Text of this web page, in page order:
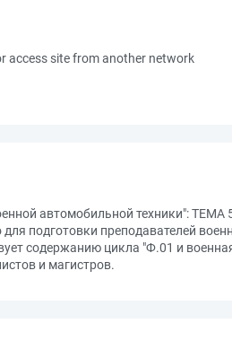
access site from another network
автомобильной техники": ТЕМА
подготовки преподавателей
содержанию цикла "Ф.01 и
и магистров.